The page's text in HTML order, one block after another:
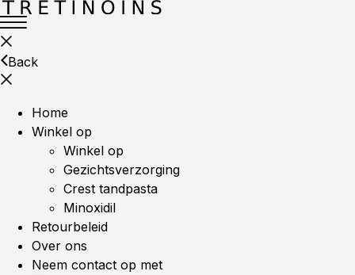
Back
Home
Winkel op
Winkel op
Gezichtsverzorging
Crest tandpasta
Minoxidil
Retourbeleid
Over ons
Neem contact op met